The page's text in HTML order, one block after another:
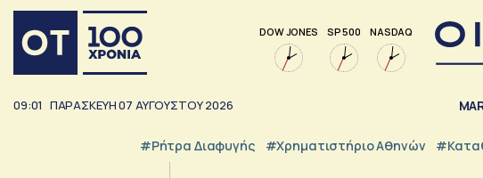
DOW JONES SP 500 NASDAQ
09:01 ΠΑΡΑΣΚΕΥΗ07 ΑΥΓΟΥΣΤΟΥ2026
#ρήτρα Διαφυγής #Χρηματιστήριο Αθηνών